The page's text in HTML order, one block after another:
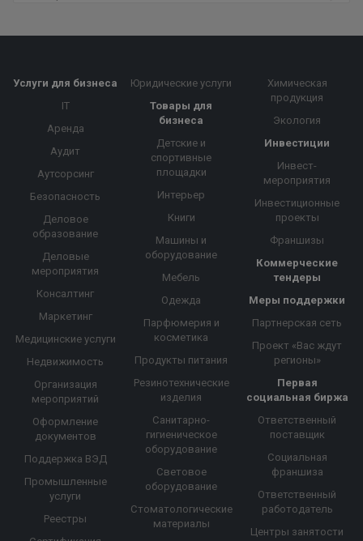
Услуги для бизнеса
IT
Аренда
Аудит
Аутсорсинг
Безопасность
Деловое
образование
Деловые
мероприятия
Консалтинг
Маркетинг
Медицинские услуги
Недвижимость
Организация
мероприятий
Оформление
документов
Поддержка ВЭД
Промышленные
услуги
Реестры
Юридические услуги
Товары для
бизнеса
Детские и
спортивные
площадки
Интерьер
Книги
Машины и
оборудование
Мебель
Одежда
Парфюмерия и
косметика
Продукты питания
Резинотехнические
изделия
Санитарно-
гигиеническое
оборудование
Световое
оборудование
Стоматологические
материалы
Химическая
продукция
Экология
Инвестиции
Инвест-
мероприятия
Инвестиционные
проекты
Франшизы
Коммерческие
тендеры
Меры поддержки
Партнерская сеть
Проект «Вас ждут
регионы»
Первая
социальная биржа
Ответственный
поставщик
Социальная
франшиза
Ответственный
работодатель
Центры занятости